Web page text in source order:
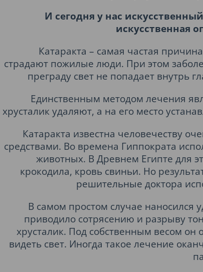
И сегодня у нас
искусственная
Катаракта – самая частая
страдают пожилые люди. При этом
преграду свет не попадает внутрь
Единственным методом лечения
хрусталик удаляют, а на его место
Катаракта известна человечеству
средствами. Во времена Гиппократа
животных. В Древнем Египте для
крокодила, кровь свиньи. Но
решительные доктора
В самом простом случае наносился
приводило сотрясению и разрыву
хрусталик. Под собственным весом он
видеть свет. Иногда такое лечение